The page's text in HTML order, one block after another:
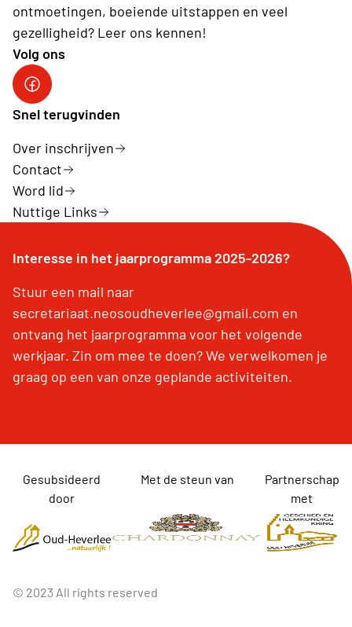
ontmoetingen, boeiende uitstappen en veel
gezelligheid? Leer ons kennen!
Volg ons
Facebook
Snel terugvinden
Over inschrijven
Contact
Word lid
Nuttige Links
Interesse in het jaarprogramma 2025-2026?
Stuur een mail naar
secretariaat.neosoudheverlee@gmail.com en
ontvang het jaarprogramma voor het volgende
werkjaar. Zin om mee te doen? We verwelkomen je
graag op een van onze geplande activiteiten.
Gesubsideerd
door
Met de steun van
Partnerschap
met
© 2023 All rights reserved